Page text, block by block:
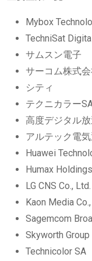
Mybox
TechniSat
サムスン電子
サーコム株式
シティ
テクニカラー
高度デジタル
アルテック電
Huawei
Humax Holdings
LG CNS Co., Ltd.
Kaon Media Co.,
Sagemcom
Skyworth Group
Technicolor SA